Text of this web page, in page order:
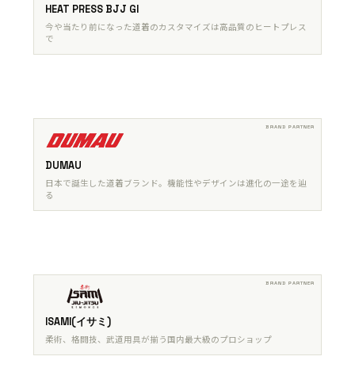
HEAT PRESS BJJ GI
今や当たり前になった道着のカスタマイズは高品質のヒートプレス
で
DUMAU
日本で誕生した道着ブランド。機能性やデザインは進化の一途を辿
る
ISAMI(イサミ)
柔術、格闘技、武道用具が揃う国内最大級のプロショップ